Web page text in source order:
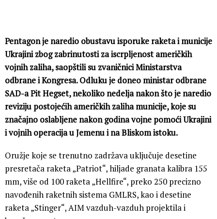
Pentagon je naredio obustavu isporuke raketa i municije
Ukrajini zbog zabrinutosti za iscrpljenost američkih
vojnih zaliha, saopštili su zvaničnici Ministarstva
odbrane i Kongresa. Odluku je doneo ministar odbrane
SAD-a Pit Hegset, nekoliko nedelja nakon što je naredio
reviziju postojećih američkih zaliha municije, koje su
značajno oslabljene nakon godina vojne pomoći Ukrajini
i vojnih operacija u Jemenu i na Bliskom istoku.
Oružje koje se trenutno zadržava uključuje desetine
presretača raketa „Patriot“, hiljade granata kalibra 155
mm, više od 100 raketa „Hellfire“, preko 250 precizno
navođenih raketnih sistema GMLRS, kao i desetine
raketa „Stinger“, AIM vazduh-vazduh projektila i